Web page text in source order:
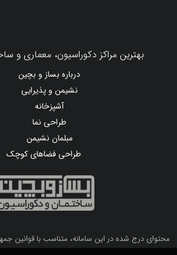
بهترین مراکز دکوراسیون، معماری و
درباره بساز و بچین
نشیمن و پذیرایی
آشپزخانه
طراحی نما
مبلمان نشیمن
طراحی فضاهای کوچک
محتوای درج شده در این سامانه، متناسب با قوانین